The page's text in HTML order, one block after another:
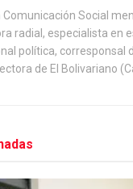
Comunicación Social
radial, especialista en
política, corresponsal
de El Bolivariano